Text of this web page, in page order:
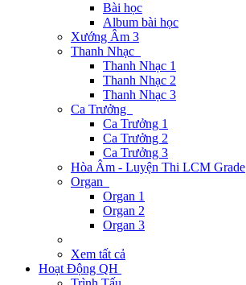
Bài học
Album bài học
Xướng Âm 3
Thanh Nhạc
Thanh Nhạc 1
Thanh Nhạc 2
Thanh Nhạc 3
Ca Trưởng
Ca Trưởng 1
Ca Trưởng 2
Ca Trưởng 3
Hòa Âm - Luyện Thi LCM Grade
Organ
Organ 1
Organ 2
Organ 3
Xem tất cả
Hoạt Động QH